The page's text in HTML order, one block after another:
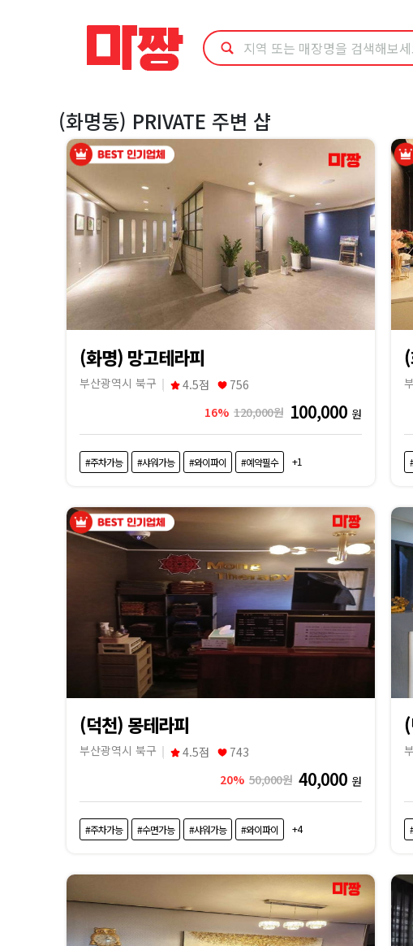
(화명동) PRIVATE 주변 샵
(화명) 망고테라피
부산광역시 북구 4.5점
756
16% 120,000원 100,000 원
#주차가능 #샤워가능 #와이파이 #예약필수 +1
(덕천) 몽테라피
부산광역시 북구 4.5점
743
20% 50,000원 40,000 원
#주차가능 #수면가능 #샤워가능 #와이파이 +4